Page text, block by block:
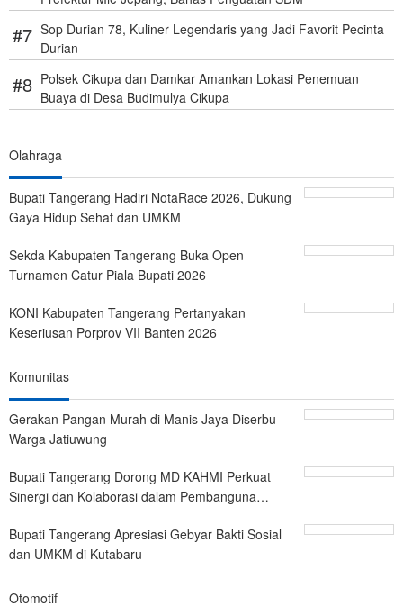
Sop Durian 78, Kuliner Legendaris yang Jadi Favorit Pecinta
Durian
Polsek Cikupa dan Damkar Amankan Lokasi Penemuan
Buaya di Desa Budimulya Cikupa
Olahraga
Bupati Tangerang Hadiri NotaRace 2026, Dukung
Gaya Hidup Sehat dan UMKM
Sekda Kabupaten Tangerang Buka Open
Turnamen Catur Piala Bupati 2026
KONI Kabupaten Tangerang Pertanyakan
Keseriusan Porprov VII Banten 2026
Komunitas
Gerakan Pangan Murah di Manis Jaya Diserbu
Warga Jatiuwung
Bupati Tangerang Dorong MD KAHMI Perkuat
Sinergi dan Kolaborasi dalam Pembanguna…
Bupati Tangerang Apresiasi Gebyar Bakti Sosial
dan UMKM di Kutabaru
Otomotif